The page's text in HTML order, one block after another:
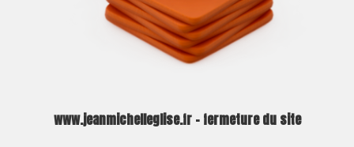
www.jeanmichelleglise.fr – fermeture du site